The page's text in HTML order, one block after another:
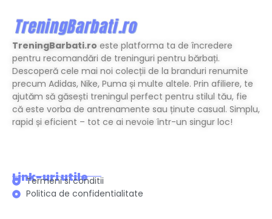
TreningBarbati.ro este platforma ta de încredere
pentru recomandări de treninguri pentru bărbați.
Descoperă cele mai noi colecții de la branduri renumite
precum Adidas, Nike, Puma și multe altele. Prin afiliere, te
ajutăm să găsești treningul perfect pentru stilul tău, fie
că este vorba de antrenamente sau ținute casual. Simplu,
rapid și eficient – tot ce ai nevoie într-un singur loc!
Link-uri utile
Termeni si conditii
Politica de confidentialitate